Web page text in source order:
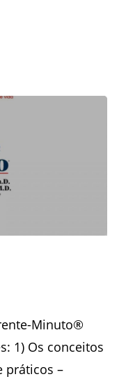
Minuto®
1) Os conceitos
práticos –